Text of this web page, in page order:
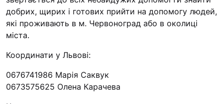
добрих, щирих і готових прийти на допомогу людей,
які проживають в м. Червоноград або в околиці
міста.
Координати у Львові:
0676741986 Марія Саквук
0673575625 Олена Карачева